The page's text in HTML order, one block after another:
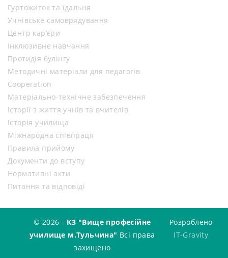
Гуртожиток та їдальня
Учнівське самоврядування
Центр кар’єри
Інклюзивне навчання
Протидія булінгу
Методичні матеріали для педагогів
Cooperation
Матеріально-технічне забезпечення
Історії з життя учнів та вчителів
Історія училища
Міжнародна співпраця
Правила прийому
Документи до вступу
Нормативні акти
Питання та відповіді
© 2026 - КЗ "Вище професійне
училище м.Тульчина" Всі права
захищено
Розроблено
IT-Gravity